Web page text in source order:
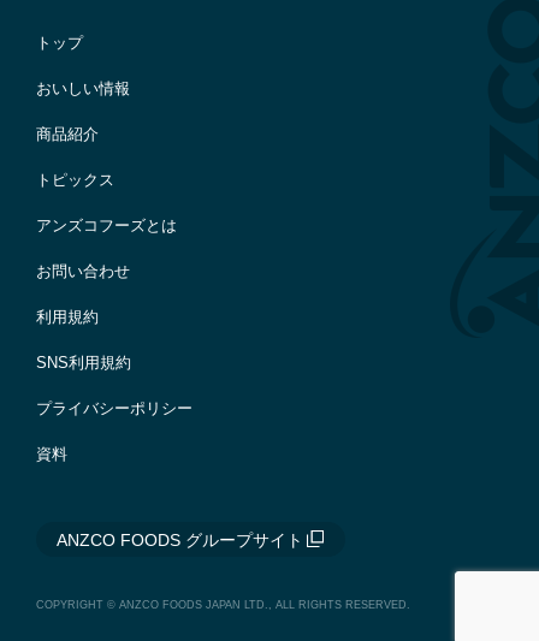
トップ
おいしい情報
商品紹介
トピックス
アンズコフーズとは
お問い合わせ
利用規約
SNS利用規約
プライバシーポリシー
資料
ANZCO FOODS グループサイト
COPYRIGHT © ANZCO FOODS JAPAN LTD., ALL RIGHTS RESERVED.